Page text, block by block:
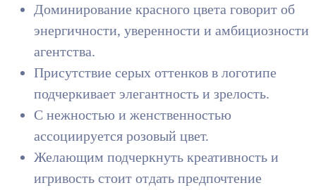
Доминирование красного цвета говорит об
энергичности, уверенности и амбициозности
агентства.
Присутствие серых оттенков в логотипе
подчеркивает элегантность и зрелость.
С нежностью и женственностью
ассоциируется розовый цвет.
Желающим подчеркнуть креативность и
игривость стоит отдать предпочтение